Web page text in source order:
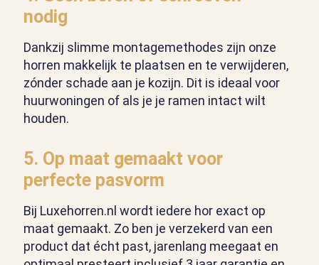
nodig
Dankzij slimme montagemethodes zijn onze
horren makkelijk te plaatsen en te verwijderen,
zónder schade aan je kozijn. Dit is ideaal voor
huurwoningen of als je je ramen intact wilt
houden.
5. Op maat gemaakt voor
perfecte pasvorm
Bij Luxehorren.nl wordt iedere hor exact op
maat gemaakt. Zo ben je verzekerd van een
product dat écht past, jarenlang meegaat en